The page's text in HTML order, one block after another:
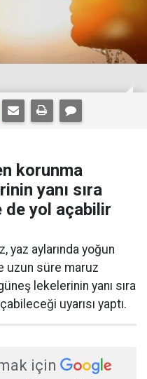
korunma
yanı sıra
de yol açabilir
yaz aylarında yoğun
uzun süre maruz
lekelerinin yanı sıra
uyarısı yaptı.
için